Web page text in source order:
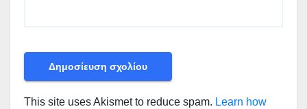
This site uses Akismet to reduce spam. Learn how